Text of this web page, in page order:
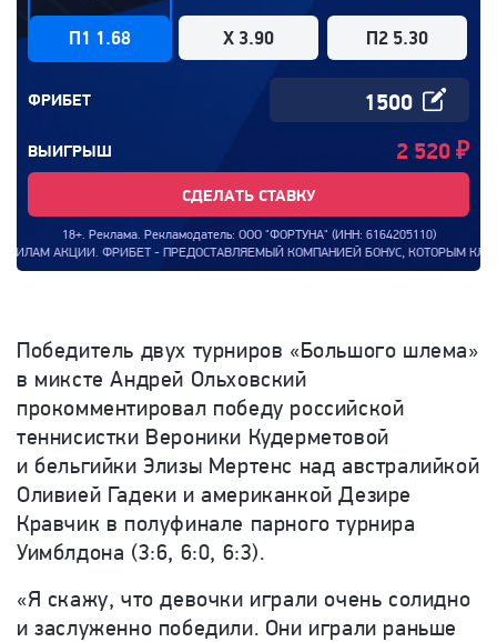
П1 1.68 X 3.90 П2 5.30
ФРИБЕТ
ВЫИГРЫШ 2 520 ₽
СДЕЛАТЬ СТАВКУ
18+. Реклама. Рекламодатель: ООО "ФОРТУНА" (ИНН: 6164205110)
ФРИБЕТ - ПРЕДОСТАВЛЯЕМЫЙ КОМПАНИЕЙ БОНУС, КОТОРЫМ КЛИЕНТ
Победитель двух турниров «Большого шлема»
в миксте Андрей Ольховский
прокомментировал победу российской
теннисистки Вероники Кудерметовой
и бельгийки Элизы Мертенс над австралийкой
Оливией Гадеки и американкой Дезире
Кравчик в полуфинале парного турнира
Уимблдона (3:6, 6:0, 6:3).
«Я скажу, что девочки играли очень солидно
и заслуженно победили. Они играли раньше